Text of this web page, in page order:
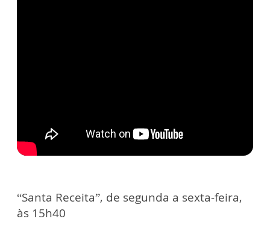
“Santa Receita”, de segunda a sexta-feira,
às 15h40